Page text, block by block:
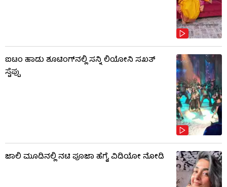
ಐಟಂ ಹಾಡು ಶೂಟಿಂಗ್​​ನಲ್ಲಿ ಸನ್ನಿ ಲಿಯೋನಿ ಸಖತ್
ಸ್ಟೆಪ್ಪು
ಜಾಲಿ ಮೂಡಿನಲ್ಲಿ ನಟಿ ಪೂಜಾ ಹೆಗ್ಡೆ, ವಿಡಿಯೋ ನೋಡಿ